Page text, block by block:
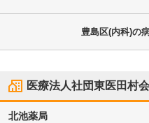
豊島区(内科)の
医療法人社団東医田村
北池薬局